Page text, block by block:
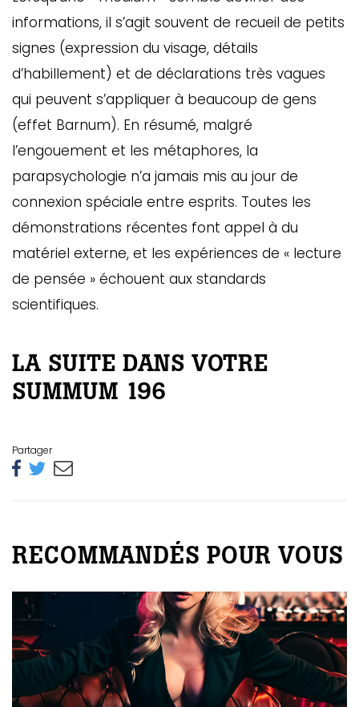
informations, il s’agit souvent de recueil de petits
signes (expression du visage, détails
d’habillement) et de déclarations très vagues
qui peuvent s’appliquer à beaucoup de gens
(effet Barnum). En résumé, malgré
l’engouement et les métaphores, la
parapsychologie n’a jamais mis au jour de
connexion spéciale entre esprits. Toutes les
démonstrations récentes font appel à du
matériel externe, et les expériences de « lecture
de pensée » échouent aux standards
scientifiques.
LA SUITE DANS VOTRE
SUMMUM 196
Partager
RECOMMANDÉS POUR VOUS